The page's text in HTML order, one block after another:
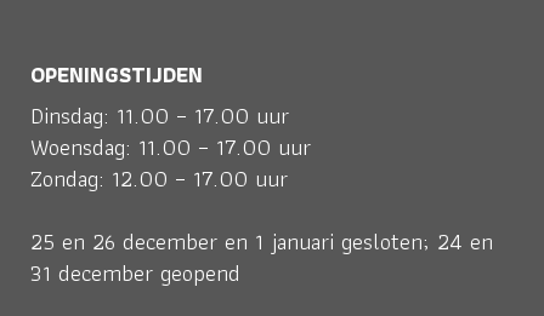
OPENINGSTIJDEN
Dinsdag: 11.00 – 17.00 uur
Woensdag: 11.00 – 17.00 uur
Zondag: 12.00 – 17.00 uur
25 en 26 december en 1 januari gesloten; 24 en
31 december geopend